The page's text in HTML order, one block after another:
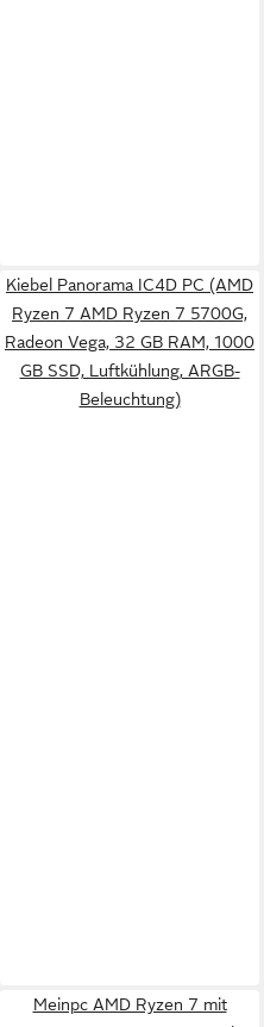
Kiebel Panorama IC4D PC (AMD
Ryzen 7 AMD Ryzen 7 5700G,
Radeon Vega, 32 GB RAM, 1000
GB SSD, Luftkühlung, ARGB-
Beleuchtung)
Meinpc AMD Ryzen 7 mit